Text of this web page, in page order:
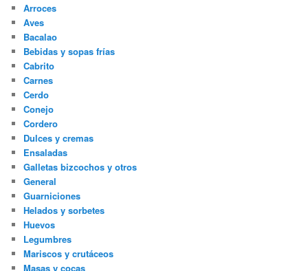
Arroces
Aves
Bacalao
Bebidas y sopas frías
Cabrito
Carnes
Cerdo
Conejo
Cordero
Dulces y cremas
Ensaladas
Galletas bizcochos y otros
General
Guarniciones
Helados y sorbetes
Huevos
Legumbres
Mariscos y crutáceos
Masas y cocas